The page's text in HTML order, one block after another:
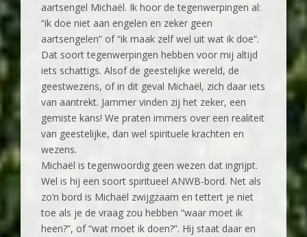
aartsengel Michaël. Ik hoor de tegenwerpingen al:
“ik doe niet aan engelen en zeker geen
aartsengelen” of “ik maak zelf wel uit wat ik doe”.
Dat soort tegenwerpingen hebben voor mij altijd
iets schattigs. Alsof de geestelijke wereld, de
geestwezens, of in dit geval Michaël, zich daar iets
van aantrekt. Jammer vinden zij het zeker, een
gemiste kans! We praten immers over een realiteit
van geestelijke, dan wel spirituele krachten en
wezens.
Michaël is tegenwoordig geen wezen dat ingrijpt.
Wel is hij een soort spiritueel ANWB-bord. Net als
zo’n bord is Michaël zwijgzaam en tettert je niet
toe als je de vraag zou hebben “waar moet ik
heen?”, of “wat moet ik doen?”. Hij staat daar en